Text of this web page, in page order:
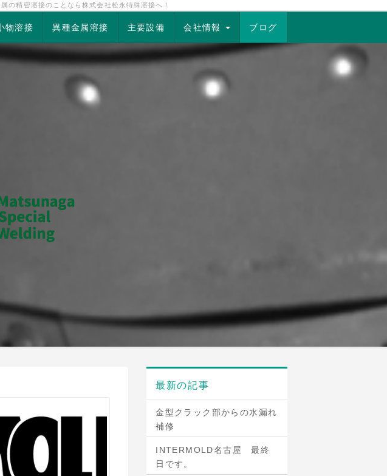
の精密溶接のことなら株式会社松永特殊溶接へ！
物溶接 異種金属溶接 主要設備 会社情報 ブログ
最新の記事
金型クラック部からの水漏れ
補修
INTERMOLD名古屋 最終
日です。